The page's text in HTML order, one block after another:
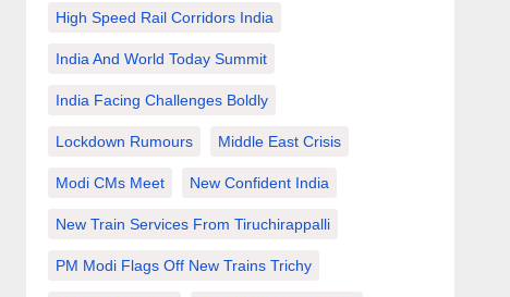
High Speed Rail Corridors India
India And World Today Summit
India Facing Challenges Boldly
Lockdown Rumours Middle East Crisis
Modi CMs Meet New Confident India
New Train Services From Tiruchirappalli
PM Modi Flags Off New Trains Trichy